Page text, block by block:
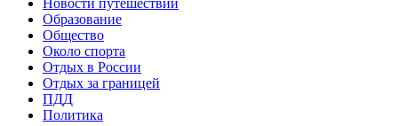
Образование
Общество
Около спорта
Отдых в России
Отдых за границей
ПДД
Политика